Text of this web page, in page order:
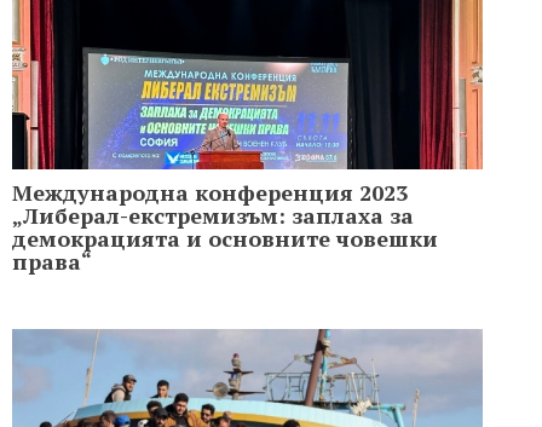
Международна конференция 2023
„Либерал-екстремизъм: заплаха за
демокрацията и основните човешки
права“